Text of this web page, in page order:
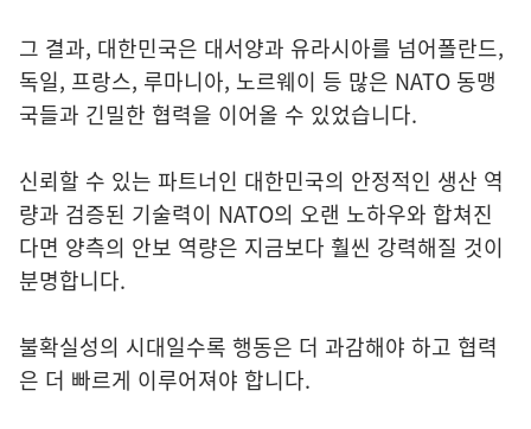
그 결과, 대한민국은 대서양과 유라시아를 넘어폴란드,
독일, 프랑스, 루마니아, 노르웨이 등 많은 NATO 동맹
국들과 긴밀한 협력을 이어올 수 있었습니다.
신뢰할 수 있는 파트너인 대한민국의 안정적인 생산 역
량과 검증된 기술력이 NATO의 오랜 노하우와 합쳐진
다면 양측의 안보 역량은 지금보다 훨씬 강력해질 것이
분명합니다.
불확실성의 시대일수록 행동은 더 과감해야 하고 협력
은 더 빠르게 이루어져야 합니다.